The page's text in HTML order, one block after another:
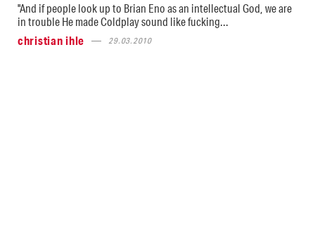
"And if people look up to Brian Eno as an intellectual God, we are
in trouble He made Coldplay sound like fucking...
christian ihle
29.03.2010